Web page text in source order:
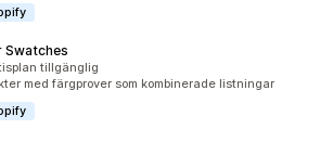
Swatches
totalt tillgänglig
med färgprover som kombinerade listningar